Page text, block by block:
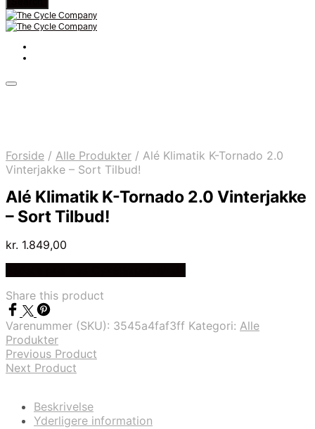
Forside / Alle Produkter / Alé Klimatik K-Tornado 2.0
Vinterjakke – Sort Tilbud!
Alé Klimatik K-Tornado 2.0 Vinterjakke
– Sort Tilbud!
kr. 1.849,00
Share this product
Varenummer (SKU): 3545a4faf3ff Kategori: Alle
Produkter
Previous Product
Next Product
Beskrivelse
Yderligere information